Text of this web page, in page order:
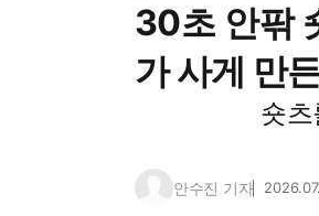
30초 안팎
가 사게 만
숏
안수진 기자